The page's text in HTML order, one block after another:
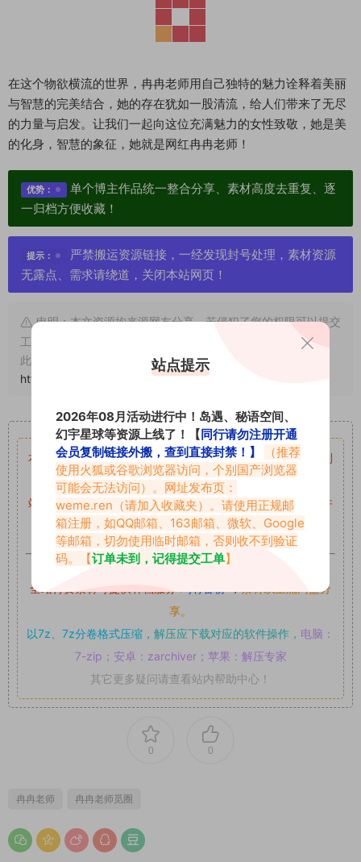
在这个物欲横流的世界，冉冉老师用自己独特的魅力诠释着美丽
与智慧的完美结合，她的存在犹如一股清流，给人们带来了无尽
的力量与启发。让我们一起向这位充满魅力的女性致敬，她是美
的化身，智慧的象征，她就是网红冉冉老师！
优势：
单个博主作品统一整合分享、素材高度去重复、逐
一归档方便收藏！
提示：
严禁搬运资源链接，一经发现封号处理，素材资源
无露点、需求请绕道，关闭本站网页！
申明：本文资源均来源网友分享，若侵犯了您的权限可以提交
工单处理。
此外本文章皆属于原创文章，转载请注明出处！原文链接：
https://www.vmiba.com/8134.html
重要声明
本站资源均来自网络分享，如有侵犯你的权益请私信留言
收到
留言后，我们会第一时间进行审核后删除。
站内资源为网友个人学习或测试研究使用，未经原版权作者许
可,禁止用于任何商业途径！请在下载24小时内删除！
如果遇到付费才可获取的素材，建议升级
全站付费素材可提供补档服务
素材以主流网盘分
享。
以7z、7z分卷格式压缩， 解压应下载对应的软件操作， 电脑：
7-zip；安卓：zarchiver；苹果：解压专家
其它更多疑问请查看站内帮助中心！
0 0
冉冉老师 冉冉老师觅圈
站点提示
2026年08月活动进行中！岛遇、秘语空间、
幻宇星球等资源上线了！【同行请勿注册开通
会员复制链接外搬，查到直接封禁！】
（推荐
使用火狐或谷歌浏览器访问，个别国产浏览器
可能会无法访问）。网址发布页：
weme.ren （请加入收藏夹）。请使用正规邮
箱注册，如QQ邮箱、163邮箱、微软、Google
等邮箱，切勿使用临时邮箱，否则收不到验证
码。【订单未到，记得提交工单】